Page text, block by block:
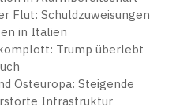
Flut: Schuldzuweisungen
in Italien
Trump überlebt
Osteuropa: Steigende
Infrastruktur